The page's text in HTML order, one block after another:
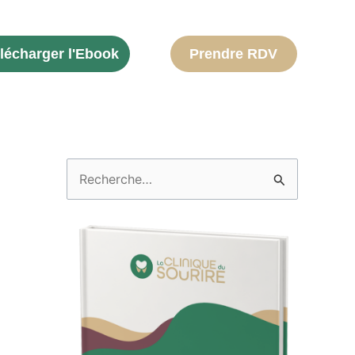
l'Ebook Prendre RDV